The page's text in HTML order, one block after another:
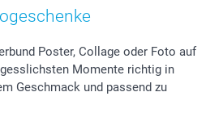
Poster, Collage oder Foto auf
Momente richtig in
Geschmack und passend zu